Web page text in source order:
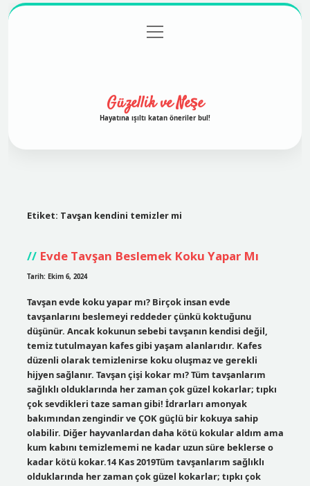
Gizlilik Politikası
menüyü
aç
Güzellik ve Neşe
Hayatına ışıltı katan öneriler bul!
Etiket: Tavşan kendini temizler mi
Evde Tavşan Beslemek Koku Yapar Mı
Tarih: Ekim 6, 2024
Tavşan evde koku yapar mı? Birçok insan evde
tavşanlarını beslemeyi reddeder çünkü koktuğunu
düşünür. Ancak kokunun sebebi tavşanın kendisi değil,
temiz tutulmayan kafes gibi yaşam alanlarıdır. Kafes
düzenli olarak temizlenirse koku oluşmaz ve gerekli
hijyen sağlanır. Tavşan çişi kokar mı? Tüm tavşanlarım
sağlıklı olduklarında her zaman çok güzel kokarlar; tıpkı
çok sevdikleri taze saman gibi! İdrarları amonyak
bakımından zengindir ve ÇOK güçlü bir kokuya sahip
olabilir. Diğer hayvanlardan daha kötü kokular aldım ama
kum kabını temizlememi ne kadar uzun süre beklerse o
kadar kötü kokar.14 Kas 2019Tüm tavşanlarım sağlıklı
olduklarında her zaman çok güzel kokarlar; tıpkı çok